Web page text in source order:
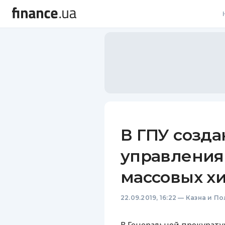
В ГПУ
массовых
22.09.2019, 16:22 — Казна и